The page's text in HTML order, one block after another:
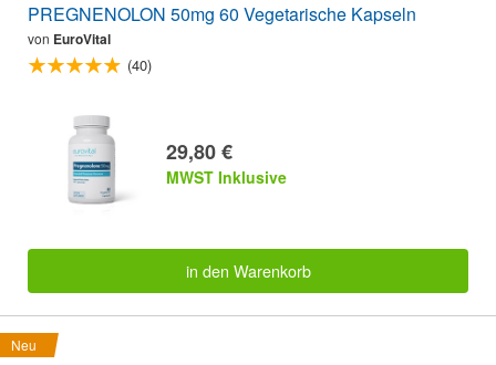
PREGNENOLON 50mg 60 Vegetarische Kapseln
von EuroVital
(40)
29,80 €
MWST Inklusive
in den Warenkorb
Neu